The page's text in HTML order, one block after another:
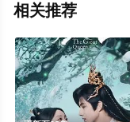
相关推荐